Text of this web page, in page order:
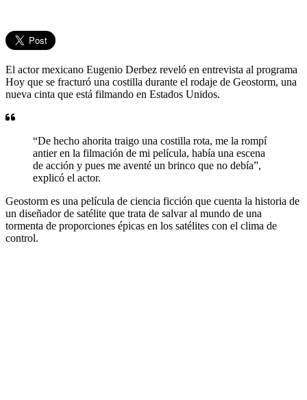
El actor mexicano Eugenio Derbez reveló en entrevista al programa
Hoy que se fracturó una costilla durante el rodaje de Geostorm, una
nueva cinta que está filmando en Estados Unidos.
“De hecho ahorita traigo una costilla rota, me la rompí
antier en la filmación de mi película, había una escena
de acción y pues me aventé un brinco que no debía”,
explicó el actor.
Geostorm es una película de ciencia ficción que cuenta la historia de
un diseñador de satélite que trata de salvar al mundo de una
tormenta de proporciones épicas en los satélites con el clima de
control.